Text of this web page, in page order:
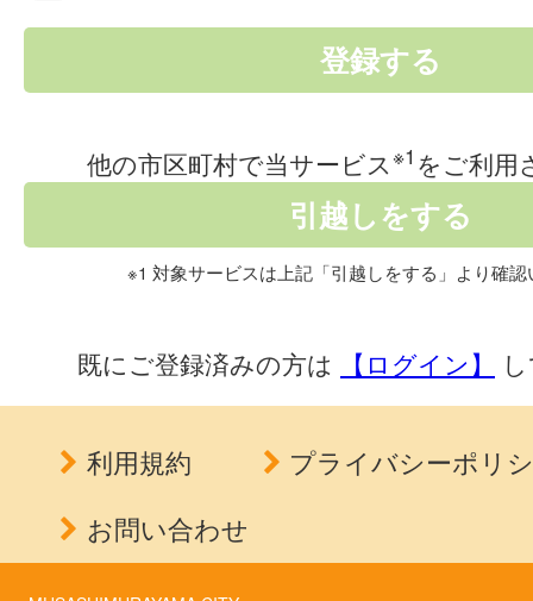
他の市区町村で当サービス ※1 をご利用
※1 対象サービスは上記「引越しをする」より確
既にご登録済みの方は 【ログイン】
利用規約
プライバシーポリ
お問い合わせ